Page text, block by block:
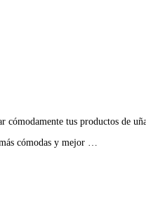
cómodamente tus productos de
cómodas y mejor …